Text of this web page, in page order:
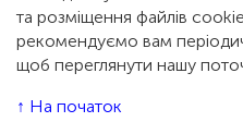
та розміщення файлів
рекомендуємо вам
щоб переглянути нашу
↑ На початок